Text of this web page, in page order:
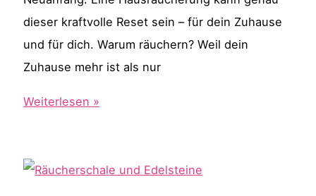
dieser kraftvolle Reset sein – für dein Zuhause
und für dich. Warum räuchern? Weil dein
Zuhause mehr ist als nur
Hausräucherung
Rauhnächte:
Weiterlesen »